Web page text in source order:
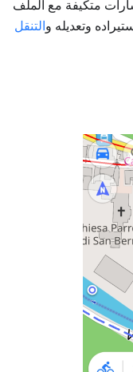
متكيفة مع الملف
التنقل